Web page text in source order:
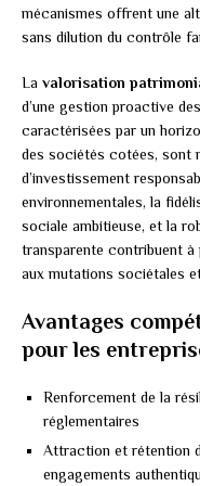
mécanismes offrent une
sans dilution du contrôle
La valorisation
d’une gestion proactive
caractérisées par un
des sociétés cotées, sont
d’investissement
environnementales, la
sociale ambitieuse, et la
transparente contribuent à
aux mutations sociétales
Avantages
pour les
Renforcement de la
réglementaires
Attraction et rétention
engagements